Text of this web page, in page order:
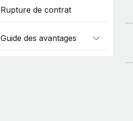
Rupture de contrat
Guide des avantages